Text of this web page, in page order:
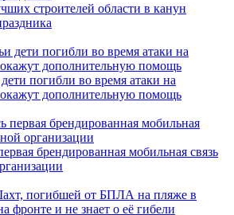
строителей области в канун
погибли во время атаки на
дополнительную помощь
брендированная мобильная связь